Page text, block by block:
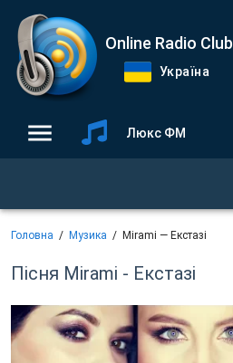
Online Radio Club
Україна
Люкс ФМ
Головна Музика Mirami — Екстазі
Пісня Mirami - Екстазі